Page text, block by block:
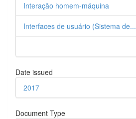
Interação homem-máquina
Interfaces de usuário (Sistema de...
Date issued
2017
Document Type